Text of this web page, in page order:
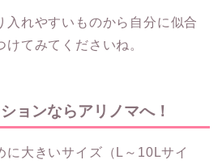
入れやすいものから自分に似合
てみてくださいね。
ョンならアリノマへ！
に大きいサイズ（L～10Lサイ